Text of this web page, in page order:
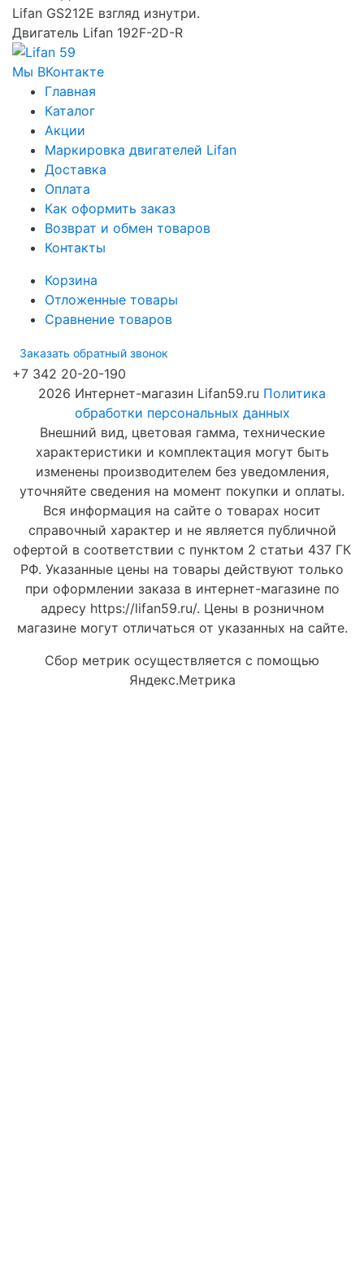
Lifan GS212E взгляд изнутри.
Двигатель Lifan 192F-2D-R
Мы ВКонтакте
Главная
Каталог
Акции
Маркировка двигателей Lifan
Доставка
Оплата
Как оформить заказ
Возврат и обмен товаров
Контакты
Корзина
Отложенные товары
Сравнение товаров
Заказать обратный звонок
+7 342 20-20-190
2026 Интернет-магазин Lifan59.ru Политика
обработки персональных данных
Внешний вид, цветовая гамма, технические
характеристики и комплектация могут быть
изменены производителем без уведомления,
уточняйте сведения на момент покупки и оплаты.
Вся информация на сайте о товарах носит
справочный характер и не является публичной
офертой в соответствии с пунктом 2 статьи 437 ГК
РФ. Указанные цены на товары действуют только
при оформлении заказа в интернет-магазине по
адресу https://lifan59.ru/. Цены в розничном
магазине могут отличаться от указанных на сайте.
Сбор метрик осуществляется с помощью
Яндекс.Метрика